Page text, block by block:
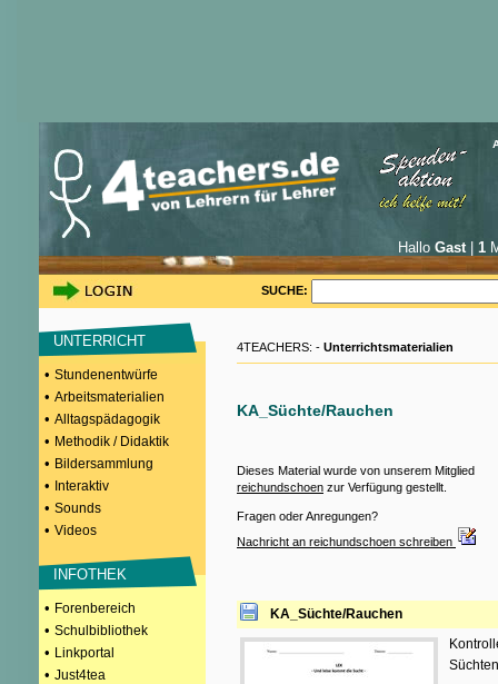
Hallo Gast| 1
SUCHE:
UNTERRICHT
• Stundenentwürfe
• Arbeitsmaterialien
• Alltagspädagogik
• Methodik / Didaktik
• Bildersammlung
• Interaktiv
• Sounds
• Videos
INFOTHEK
• Forenbereich
• Schulbibliothek
• Linkportal
• Just4tea
4TEACHERS: - Unterrichtsmaterialien
KA_Süchte/Rauchen
Dieses Material wurde von unserem Mitglied
reichundschoen zur Verfügung gestellt.
Fragen oder Anregungen?
Nachricht an reichundschoen schreiben
KA_Süchte/Rauchen